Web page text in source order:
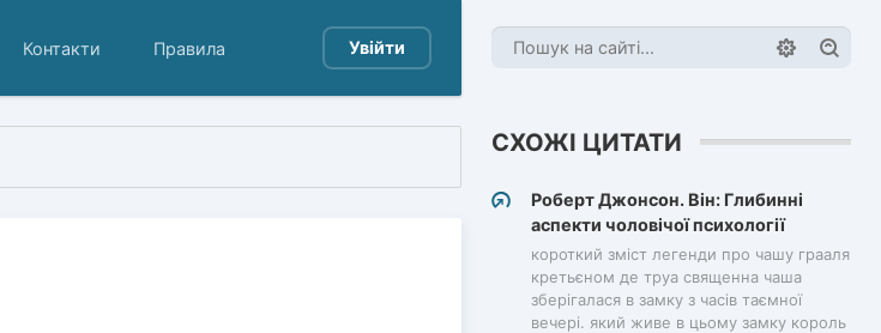
Контакти Правила Увійти
СХОЖІ ЦИТАТИ
Роберт Джонсон. Він: Глибинні
аспекти чоловічої психології
короткий зміст легенди про чашу грааля
кретьєном де труа священна чаша
зберігалася в замку з часів таємної
вечері. який живе в цьому замку король